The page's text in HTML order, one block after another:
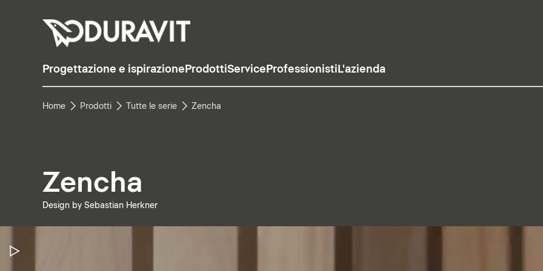
Progettazione e ispirazione ProdottiService Professionisti L'azienda
Home Prodotti Tutte le serie Zencha
Zencha
Design by Sebastian Herkner
Metti in pausa il video